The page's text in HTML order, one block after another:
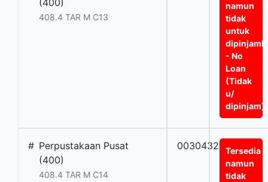
(400)
408.4 TAR M C13
namun
tidak
untuk
- No
Loan
(Tidak
u/
dipinjam)
# Perpustakaan Pusat
(400)
408.4 TAR M C14
0030432BTTersedia
namun
tidak